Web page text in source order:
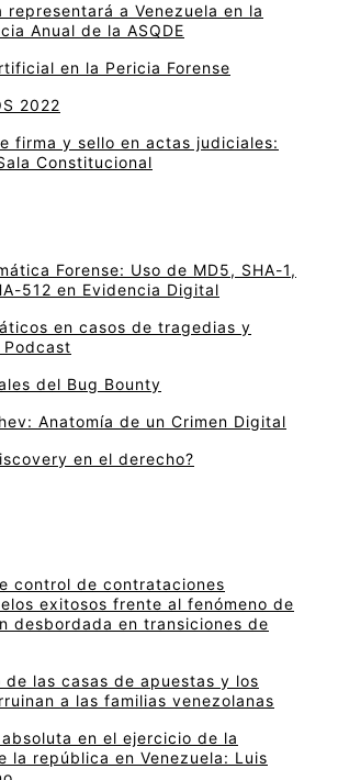
representará a Venezuela en la
Anual de la ASQDE
en la Pericia Forense
2022
firma y sello en actas judiciales:
Constitucional
Forense: Uso de MD5, SHA-1,
512 en Evidencia Digital
en casos de tragedias y
del Bug Bounty
Anatomía de un Crimen Digital
en el derecho?
control de contrataciones
exitosos frente al fenómeno de
desbordada en transiciones de
de las casas de apuestas y los
a las familias venezolanas
en el ejercicio de la
la república en Venezuela: Luis